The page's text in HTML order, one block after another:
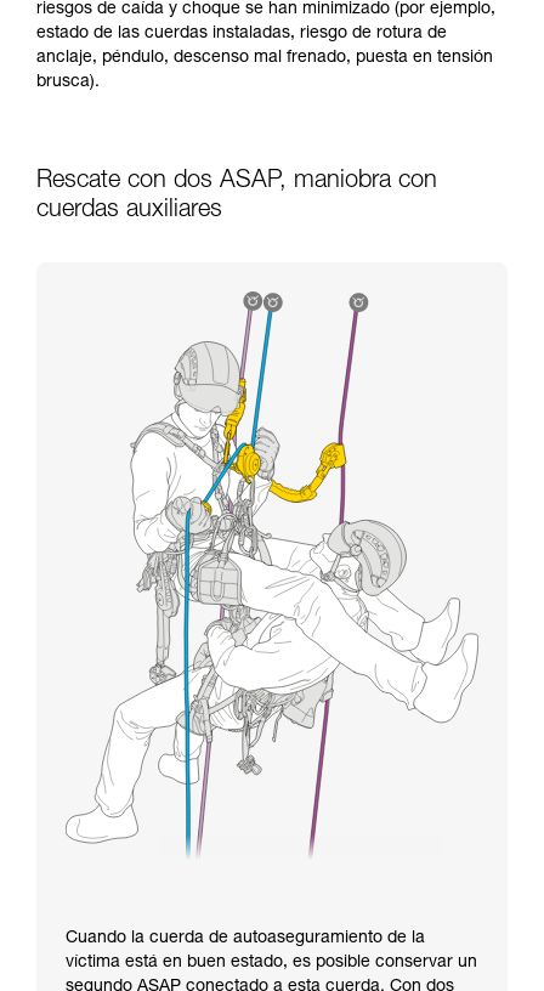
riesgos de caída y choque se han minimizado (por ejemplo,
estado de las cuerdas instaladas, riesgo de rotura de
anclaje, péndulo, descenso mal frenado, puesta en tensión
brusca).
Rescate con dos ASAP, maniobra con
cuerdas auxiliares
Cuando la cuerda de autoaseguramiento de la
víctima está en buen estado, es posible conservar un